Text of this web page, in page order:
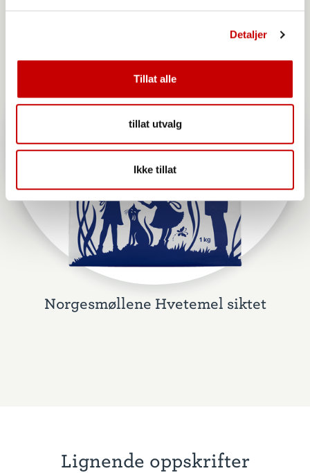
Detaljer
Tillat alle
tillat utvalg
Ikke tillat
Norgesmøllene Hvetemel siktet
Lignende oppskrifter